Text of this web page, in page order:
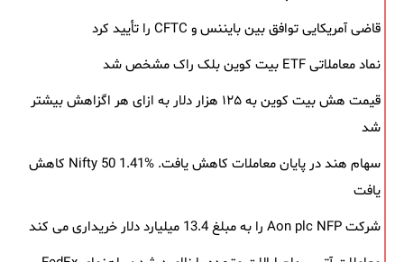
قاضی آمریکایی توافق بین بایننس و CFTC را تأیید کرد
نماد معاملاتی ETF بیت کوین بلک ‌راک مشخص شد
قیمت هش بیت کوین به ۱۲۵ هزار دلار به‌ ازای هر اگزاهش بیشتر
شد
سهام هند در پایان معاملات کاهش یافت. Nifty 50 1.41% کاهش
یافت
شرکت Aon plc NFP را به مبلغ 13.4 میلیارد دلار خریداری می کند